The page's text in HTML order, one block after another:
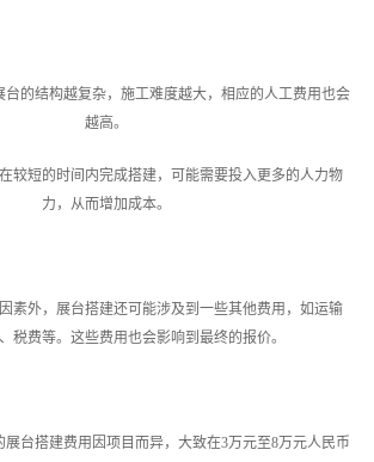
台的结构越复杂，施工难度越大，相应的人工费用也会
越高。
较短的时间内完成搭建，可能需要投入更多的人力物
力，从而增加成本。
素外，展台搭建还可能涉及到一些其他费用，如运输
税费等。这些费用也会影响到最终的报价。
展台搭建费用因项目而异，大致在3万元至8万元人民币